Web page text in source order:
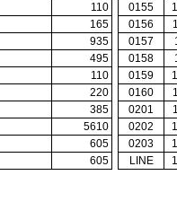
110 0155
165 0156
935 0157
495 0158
110 0159
220 0160
385 0201
5610 0202
605 0203
605 LINE